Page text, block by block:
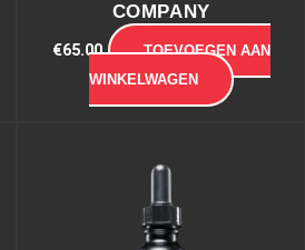
COMPANY
€65.00
TOEVOEGEN AAN
WINKELWAGEN